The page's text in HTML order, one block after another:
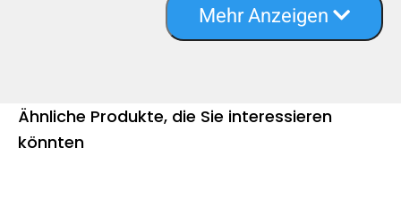
Mehr Anzeigen
Ähnliche Produkte, die Sie interessieren
könnten